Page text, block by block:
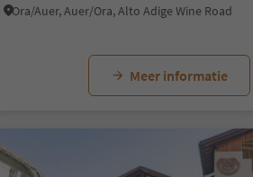
Ora/Auer, Auer/Ora, Alto Adige Wine Road
Meer informatie